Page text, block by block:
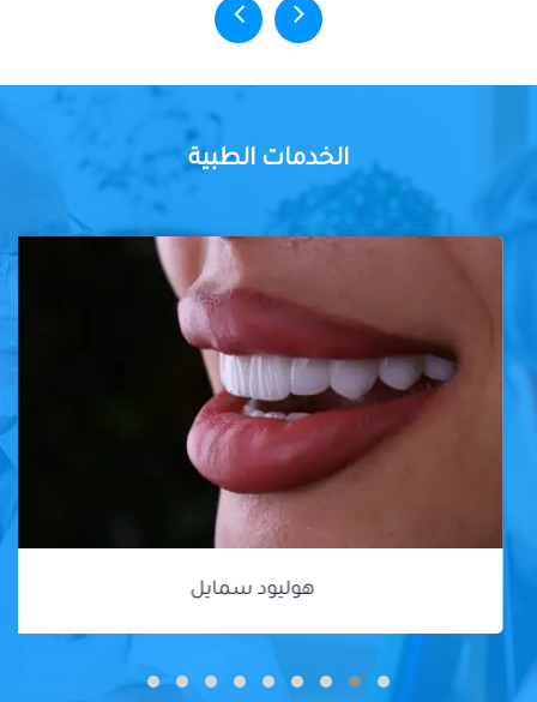
الخدمات الطبية
هوليود سمايل